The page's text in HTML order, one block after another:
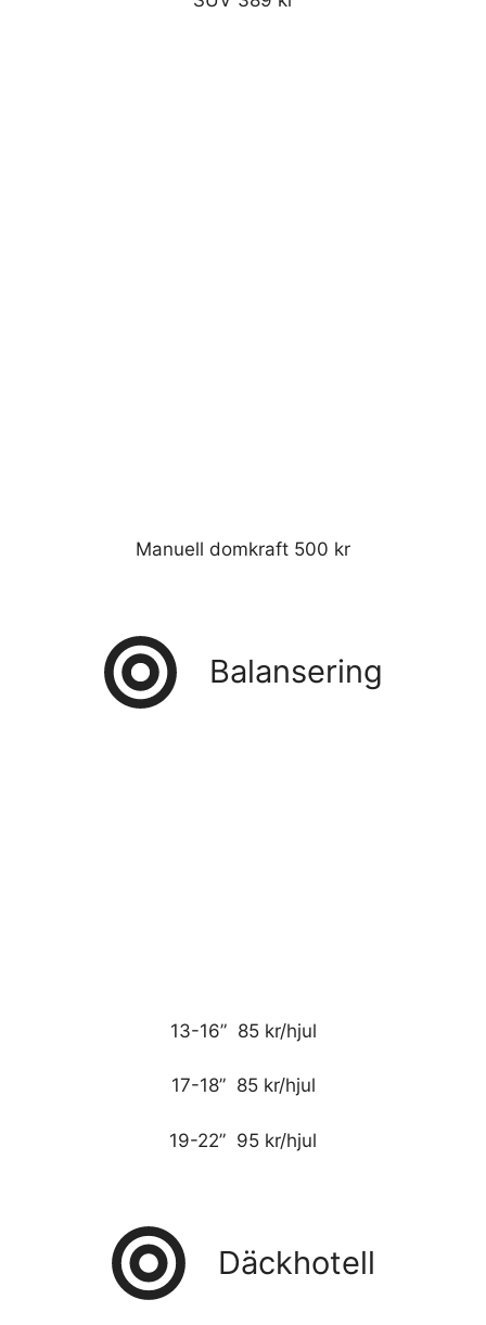
Manuell domkraft 500 kr
Balansering
13-16” 85 kr/hjul
17-18” 85 kr/hjul
19-22” 95 kr/hjul
Däckhotell